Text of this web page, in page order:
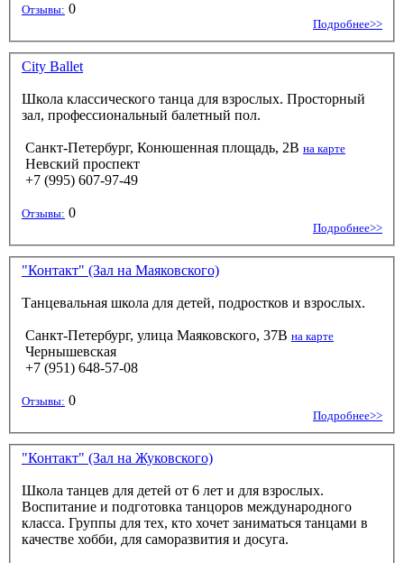
Отзывы: 0
Подробнее>>
City Ballet
Школа классического танца для взрослых. Просторный
зал, профессиональный балетный пол.
Санкт-Петербург, Конюшенная площадь, 2B на карте
Невский проспект
+7 (995) 607-97-49
Отзывы: 0
Подробнее>>
"Контакт" (Зал на Маяковского)
Танцевальная школа для детей, подростков и взрослых.
Санкт-Петербург, улица Маяковского, 37В на карте
Чернышевская
+7 (951) 648-57-08
Отзывы: 0
Подробнее>>
"Контакт" (Зал на Жуковского)
Школа танцев для детей от 6 лет и для взрослых.
Воспитание и подготовка танцоров международного
класса. Группы для тех, кто хочет заниматься танцами в
качестве хобби, для саморазвития и досуга.